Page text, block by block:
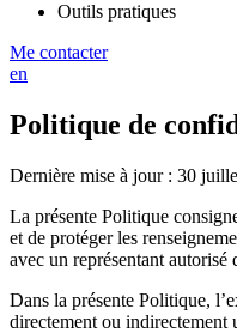
Outils pratiques
Me contacter
en
Politique de
Dernière mise à jour : 30
La présente Politique
et de protéger les
avec un représentant autorisé
Dans la présente Politique,
directement ou indirectement